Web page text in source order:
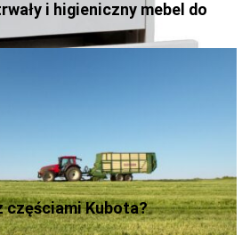
i higieniczny mebel do
częściami Kubota?